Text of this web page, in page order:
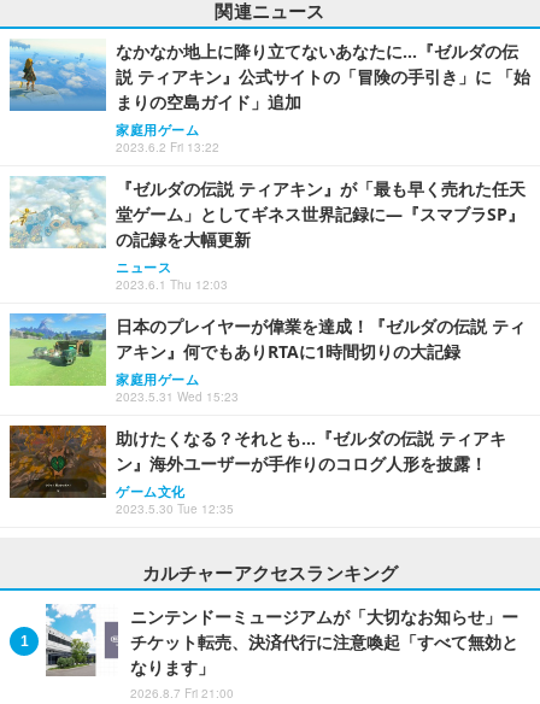
関連ニュース
なかなか地上に降り立てないあなたに…『ゼルダの伝
説 ティアキン』公式サイトの「冒険の手引き」に 「始
まりの空島ガイド」追加
家庭用ゲーム
2023.6.2 Fri 13:22
『ゼルダの伝説 ティアキン』が「最も早く売れた任天
堂ゲーム」としてギネス世界記録に―『スマブラSP』
の記録を大幅更新
ニュース
2023.6.1 Thu 12:03
日本のプレイヤーが偉業を達成！『ゼルダの伝説 ティ
アキン』何でもありRTAに1時間切りの大記録
家庭用ゲーム
2023.5.31 Wed 15:23
助けたくなる？それとも…『ゼルダの伝説 ティアキ
ン』海外ユーザーが手作りのコログ人形を披露！
ゲーム文化
2023.5.30 Tue 12:35
カルチャーアクセスランキング
ニンテンドーミュージアムが「大切なお知らせ」ー
チケット転売、決済代行に注意喚起「すべて無効と
なります」
2026.8.7 Fri 21:00